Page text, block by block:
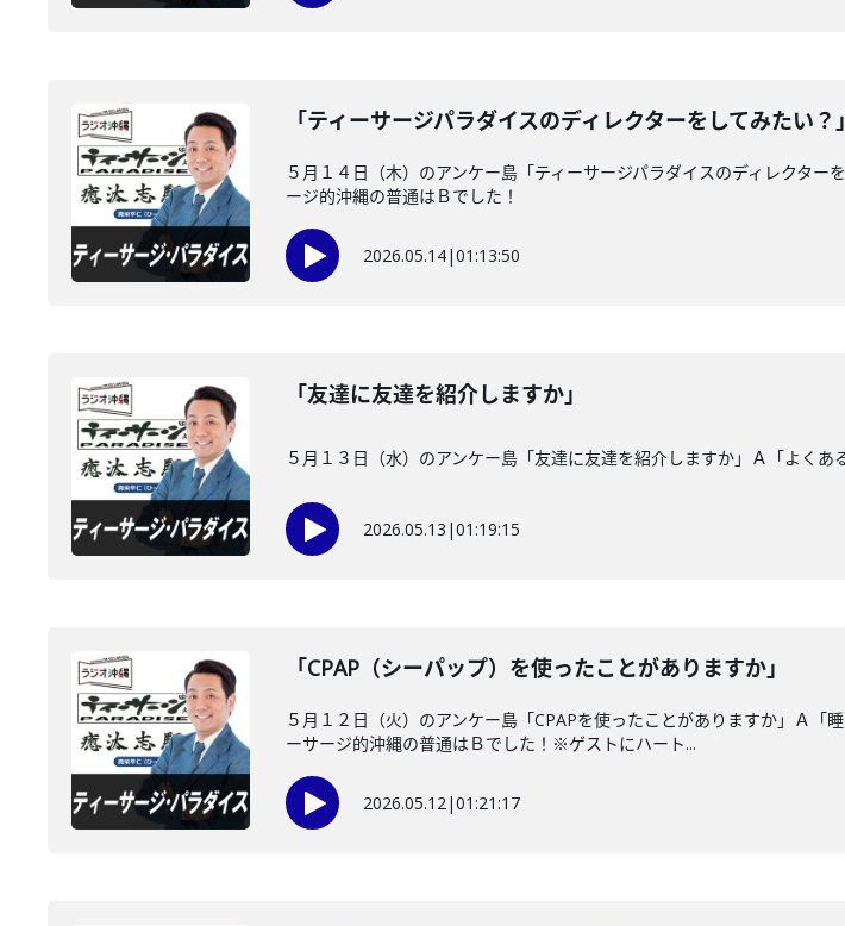
「ティーサージパラダイスのディレクターをしてみたい？」
５月１４日（木）のアンケー島「ティーサージパラダイスのディレクタ
ージ的沖縄の普通はＢでした！
2026.05.14|01:13:50
「友達に友達を紹介しますか」
５月１３日（水）のアンケー島「友達に友達を紹介しますか」Ａ「よく
2026.05.13 |01:19:15
「CPAP（シーパップ）を使ったことがありますか」
５月１２日（火）のアンケー島「CPAPを使ったことがありますか」Ａ「
ーサージ的沖縄の普通はＢでした！※ゲストにハート...
2026.05.12|01:21:17